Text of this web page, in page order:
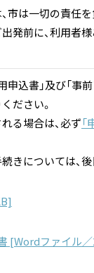
市は一切の責任を
発前に、利用者
込書」及び「事
ださい。
る場合は、必ず
きについては、
[Wordファイル